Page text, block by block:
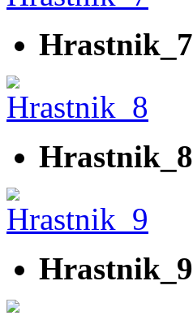
Hrastnik_7
Hrastnik_8
Hrastnik_9